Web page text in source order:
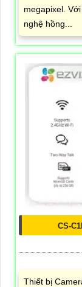
megapixel.
nghệ hồng...
CS-
Thiết bị